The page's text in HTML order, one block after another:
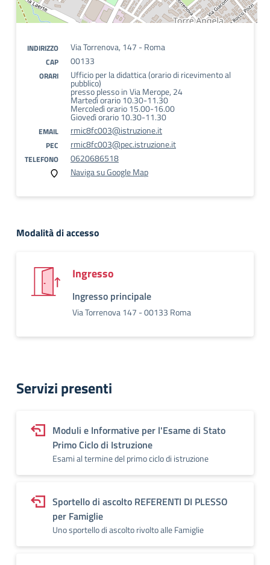
INDIRIZZO Via Torrenova, 147 - Roma
CAP 00133
ORARI Ufficio per la didattica (orario di ricevimento al
pubblico)
presso plesso in Via Merope, 24
Martedì orario 10.30-11.30
Mercoledì orario 15.00-16.00
Giovedì orario 10.30-11.30
EMAIL rmic8fc003@istruzione.it
PEC rmic8fc003@pec.istruzione.it
TELEFONO
0620686518
Naviga su Google Map
Modalità di accesso
Ingresso
Ingresso principale
Via Torrenova 147 - 00133 Roma
Servizi presenti
Moduli e Informative per l'Esame di Stato
Primo Ciclo di Istruzione
Esami al termine del primo ciclo di istruzione
Sportello di ascolto REFERENTI DI PLESSO
per Famiglie
Uno sportello di ascolto rivolto alle Famiglie